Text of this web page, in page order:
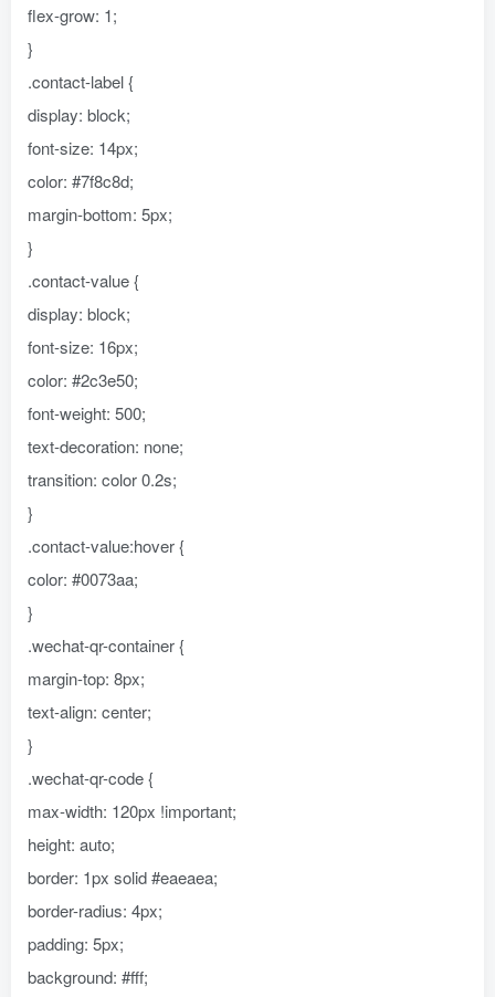
flex-grow: 1;
}
.contact-label {
display: block;
font-size: 14px;
color: #7f8c8d;
margin-bottom: 5px;
}
.contact-value {
display: block;
font-size: 16px;
color: #2c3e50;
font-weight: 500;
text-decoration: none;
transition: color 0.2s;
}
.contact-value:hover {
color: #0073aa;
}
.wechat-qr-container {
margin-top: 8px;
text-align: center;
}
.wechat-qr-code {
max-width: 120px !important;
height: auto;
border: 1px solid #eaeaea;
border-radius: 4px;
padding: 5px;
background: #fff;